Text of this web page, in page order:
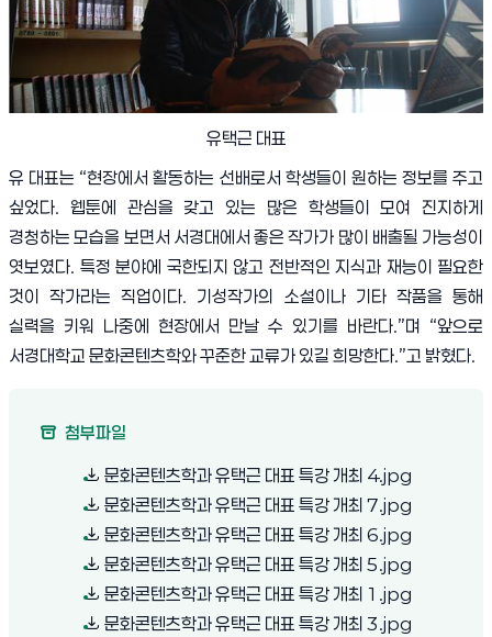
유택근 대표
유 대표는 “현장에서 활동하는 선배로서 학생들이 원하는 정보를 주고
싶었다. 웹툰에 관심을 갖고 있는 많은 학생들이 모여 진지하게
경청하는 모습을 보면서 서경대에서 좋은 작가가 많이 배출될 가능성이
엿보였다. 특정 분야에 국한되지 않고 전반적인 지식과 재능이 필요한
것이 작가라는 직업이다. 기성작가의 소설이나 기타 작품을 통해
실력을 키워 나중에 현장에서 만날 수 있기를 바란다.”며 “앞으로
서경대학교 문화콘텐츠학와 꾸준한 교류가 있길 희망한다.”고 밝혔다.
첨부파일
문화콘텐츠학과 유택근 대표 특강 개최 4.jpg
문화콘텐츠학과 유택근 대표 특강 개최 7.jpg
문화콘텐츠학과 유택근 대표 특강 개최 6.jpg
문화콘텐츠학과 유택근 대표 특강 개최 5.jpg
문화콘텐츠학과 유택근 대표 특강 개최 1.jpg
문화콘텐츠학과 유택근 대표 특강 개최 3.jpg